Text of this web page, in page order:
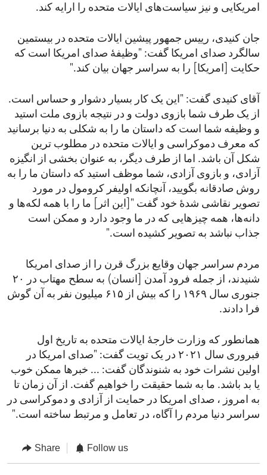
امریکایی و نیز سیاست‌های ایالات متحده را ارایه کند.
جان کنیدی، رییس جمهور پیشین ایالات متحده در بیستمین
سالگرد صدای امریکا گفت: "وظیفۀ صدای امریکا است که
حکایت [امریکا] را به سراسر جهان بیان کند."
آقای کنیدی گفت: "این یک کار بسیار دشوار و حساس است.
از یک طرف شما بازوی دولت و در نتیجه بازوی ملت استید
و وظیفه شما است که داستان ما را به شکلی به دنیا برسانید
که معرف دموکراسی و ایالات متحده در مطلوب ترین
شکل آن باشد. اما از طرف دیگر، به عنوان بخشی از انگیزه
آزادی، و بازوی آزادی، شما موظف استید که داستان ما را به
روش صادقانه بگویید، آنچانکه اولیفر کرومول در مورد
تصویر نقاشی شدۀ خود گفت "[این اثر] ما را با همه لکه‌ها و
دانه‌ها، همه چیزهایی که در ما وجود دارد و ممکن است
جذاب نباشد به تصویر کشیده است."
مردم سراسر جهان وقایع بزرگ قرن را از صدای امریکا
شنیدند، از جمله فرود آمدن [انسان) به سطح مهتاب در ۲۰
جنوری سال ۱۹۶۹ را که بیش از ۶۱۵ میلیون نفر به آن گوش
فرا دادند.
همانطور که وزارت خارجۀ ایالات متحده به تاریخ اول
فبروری سال ۲۰۲۱ در یک تویت گفت: "صدای امریکا در
اولین نشرات خود به شنوندگان گفت: ... خبرها ممکن خوب
یا بد باشد. ما به شما حقیقت را خواهیم گفت. از آن زمان تا
به امروز ، صدای امریکا در حمایت از آزادی و دموکراسی در
سراسر دنیا مردم را آگاه، در تعامل و مرتبط ساخته است."
Share Follow us